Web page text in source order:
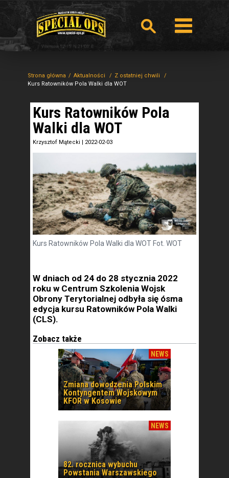
Strona główna Aktualności
Z ostatniej chwili
Kurs Ratowników Pola Walki dla WOT
Kurs Ratowników Pola
Walki dla WOT
Krzysztof Mątecki | 2022-02-03
Kurs Ratowników Pola Walki dla WOT Fot. WOT
W dniach od 24 do 28 stycznia 2022
roku w Centrum Szkolenia Wojsk
Obrony Terytorialnej odbyła się ósma
edycja kursu Ratowników Pola Walki
(CLS).
Zobacz także
NEWS
Zmiana dowodzenia Polskim
Kontyngentem Wojskowym
KFOR w Kosowie
NEWS
82. rocznica wybuchu
Powstania Warszawskiego